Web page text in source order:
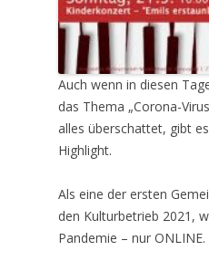
Auch wenn in diesen
das Thema „Corona-
alles überschattet, gibt
Highlight.
Als eine der ersten
den Kulturbetrieb 2021,
Pandemie – nur ONLINE.